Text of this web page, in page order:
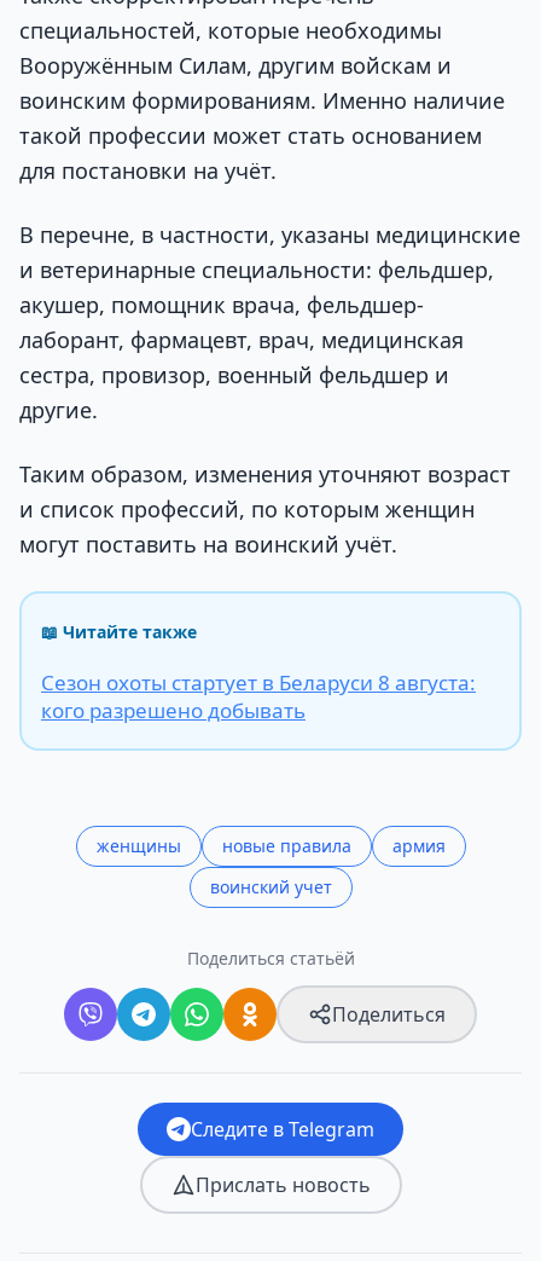
специальностей, которые необходимы
Вооружённым Силам, другим войскам и
воинским формированиям. Именно наличие
такой профессии может стать основанием
для постановки на учёт.
В перечне, в частности, указаны медицинские
и ветеринарные специальности: фельдшер,
акушер, помощник врача, фельдшер-
лаборант, фармацевт, врач, медицинская
сестра, провизор, военный фельдшер и
другие.
Таким образом, изменения уточняют возраст
и список профессий, по которым женщин
могут поставить на воинский учёт.
📖 Читайте также
Сезон охоты стартует в Беларуси 8 августа:
кого разрешено добывать
женщины новые правила
армия
воинский учет
Поделиться статьёй
Поделиться
Следите в Telegram
Прислать новость